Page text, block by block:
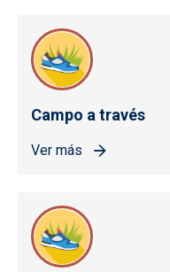
Campo a través
Ver más